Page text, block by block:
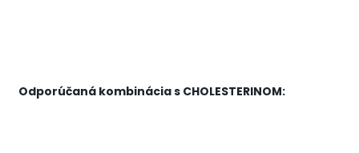
Odporúčaná kombinácia s CHOLESTERINOM: